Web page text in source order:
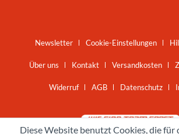
Newsletter Cookie-Einstellungen
Über uns Kontakt Versandkosten
Widerruf AGB Datenschutz
Diese Website benutzt Cookies, die für